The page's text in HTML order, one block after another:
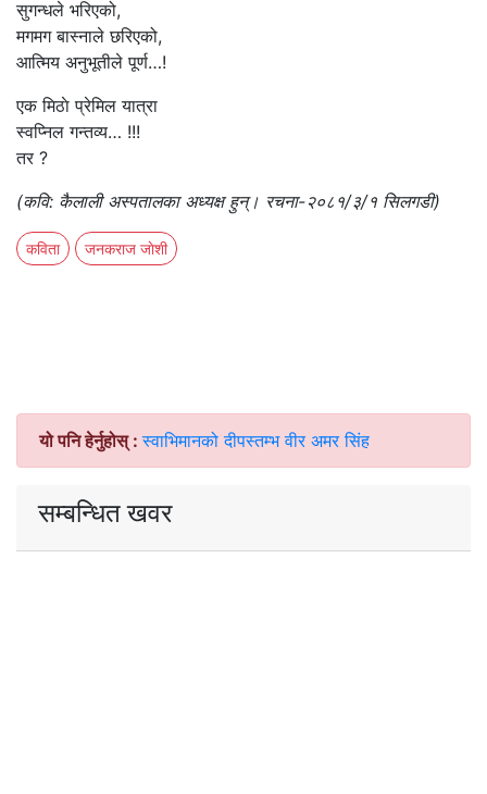
सुगन्धले भरिएको,
मगमग बास्नाले छरिएको,
आत्मिय अनुभूतीले पूर्ण…!
एक मिठाे प्रेमिल यात्रा
स्वप्निल गन्तव्य… !!!
तर ?
(कवि: कैलाली अस्पतालका अध्यक्ष हुन्। रचना-२०८१/३/१ सिलगडी)
कविता जनकराज जाेशी
यो पनि हेर्नुहोस् :स्वाभिमानको दीपस्तम्भ वीर अमर सिंह
सम्बन्धित खवर